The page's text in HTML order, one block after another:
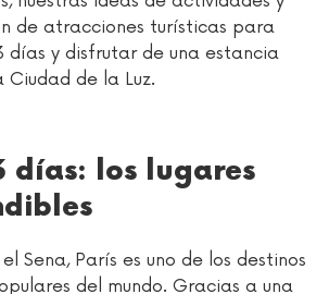
de atracciones turísticas para
días y disfrutar de una estancia
de la Luz.
días: los lugares
Sena, París es uno de los destinos
del mundo. Gracias a una